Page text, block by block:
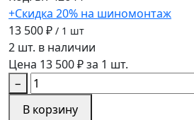
+Скидка 20% на шиномонтаж
13 500 ₽ / 1 шт
2 шт. в наличии
Цена 13 500 ₽ за 1 шт.
−
В корзину